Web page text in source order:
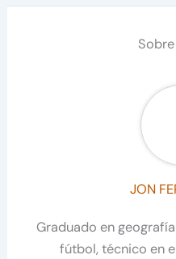
JON
Graduado en
fútbol, técnico en